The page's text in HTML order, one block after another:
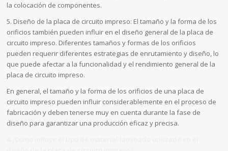
la colocación de componentes.
5. Diseño de la placa de circuito impreso: El tamaño y la forma de los
orificios también pueden influir en el diseño general de la placa de
circuito impreso. Diferentes tamaños y formas de los orificios
pueden requerir diferentes estrategias de enrutamiento y diseño, lo
que puede afectar a la funcionalidad y el rendimiento general de la
placa de circuito impreso.
En general, el tamaño y la forma de los orificios de una placa de
circuito impreso pueden influir considerablemente en el proceso de
fabricación y deben tenerse muy en cuenta durante la fase de
diseño para garantizar una producción eficaz y precisa.